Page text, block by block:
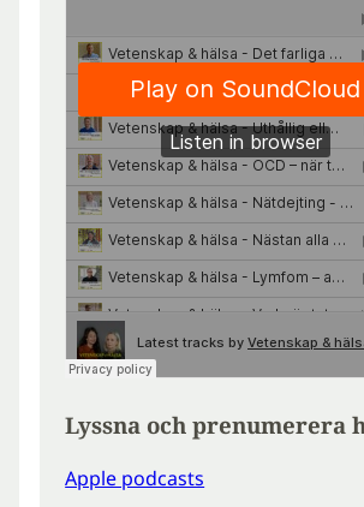
Lyssna och prenumerera
Apple podcasts